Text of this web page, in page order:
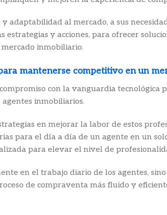
adaptabilidad al mercado, a sus
y acciones, para ofrecer
inmobiliario.
mantenerse competitivo en un
con la vanguardia tecnológica
inmobiliarios.
en mejorar la labor de estos
para el día a día de un agente en un
para elevar el nivel de
en el trabajo diario de los agentes,
de compraventa más fluido y